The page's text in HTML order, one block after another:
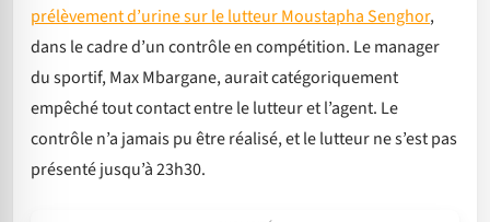
prélèvement d’urine sur le lutteur Moustapha Senghor,
dans le cadre d’un contrôle en compétition. Le manager
du sportif, Max Mbargane, aurait catégoriquement
empêché tout contact entre le lutteur et l’agent. Le
contrôle n’a jamais pu être réalisé, et le lutteur ne s’est pas
présenté jusqu’à 23h30.